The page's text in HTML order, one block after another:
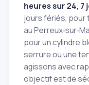
heures sur 24, 7
jours fériés, pour
au
pour un cylindre
serrure ou une
agissons avec
objectif est de